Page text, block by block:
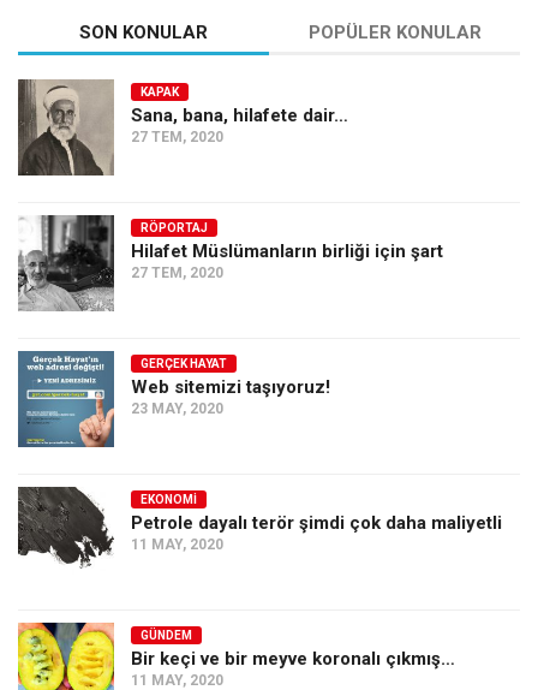
SON KONULAR POPÜLER KONULAR
KAPAK
Sana, bana, hilafete dair…
27 TEM, 2020
RÖPORTAJ
Hilafet Müslümanların birliği için şart
27 TEM, 2020
GERÇEK HAYAT
Web sitemizi taşıyoruz!
23 MAY, 2020
EKONOMI
Petrole dayalı terör şimdi çok daha maliyetli
11 MAY, 2020
GÜNDEM
Bir keçi ve bir meyve koronalı çıkmış…
11 MAY, 2020